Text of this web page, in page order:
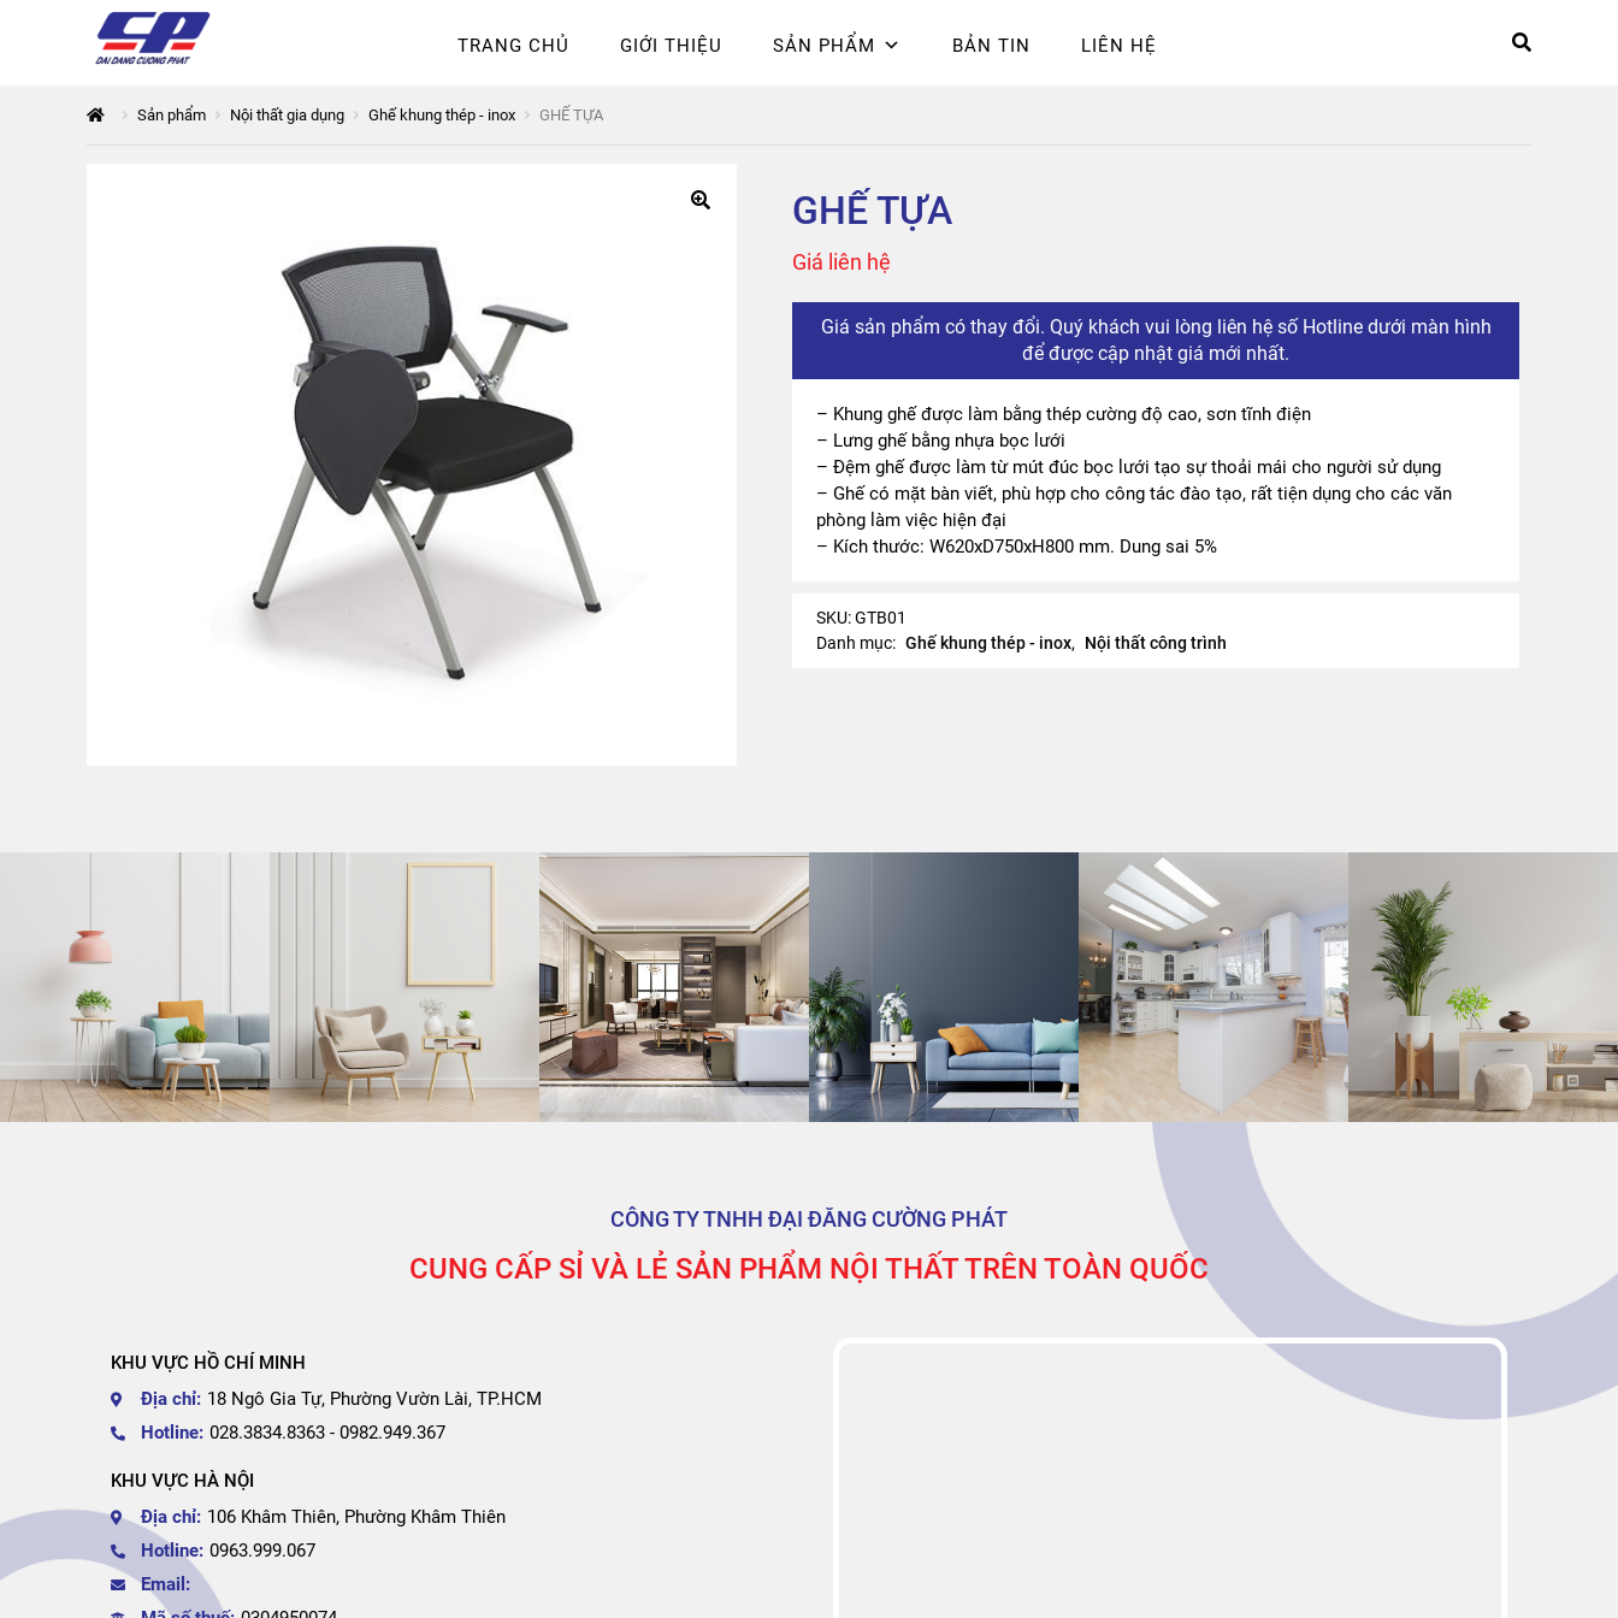
TRANG CHỦ GIỚI THIỆU SẢN PHẨM BẢN TIN LIÊN HỆ
Tổng quan 168 Thuận Quân Chính sách bảo mật
Sản phẩm Nội thất gia dụng Ghế khung thép - inox GHẾ TỰA
GHẾ TỰA
Giá liên hệ
Giá sản phẩm có thay đổi. Quý khách vui lòng liên hệ số Hotline dưới màn hình
để được cập nhật giá mới nhất.
– Khung ghế được làm bằng thép cường độ cao, sơn tĩnh điện
– Lưng ghế bằng nhựa bọc lưới
– Đệm ghế được làm từ mút đúc bọc lưới tạo sự thoải mái cho người sử dụng
– Ghế có mặt bàn viết, phù hợp cho công tác đào tạo, rất tiện dụng cho các văn
phòng làm việc hiện đại
– Kích thước: W620xD750xH800 mm. Dung sai 5%
SKU:GTB01
Danh mục: Ghế khung thép - inox, Nội thất công trình
CÔNG TY TNHH ĐẠI ĐĂNG CƯỜNG PHÁT
CUNG CẤP SỈ VÀ LẺ SẢN PHẨM NỘI THẤT TRÊN TOÀN QUỐC
KHU VỰC HỒ CHÍ MINH
Địa chỉ: 18 Ngô Gia Tự, Phường Vườn Lài, TP.HCM
Hotline: 028.3834.8363 - 0982.949.367
KHU VỰC HÀ NỘI
Địa chỉ: 106 Khâm Thiên, Phường Khâm Thiên
Hotline: 0963.999.067
Email: